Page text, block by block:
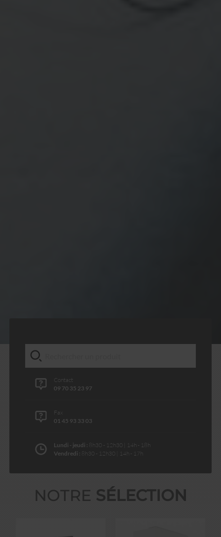
Contact
09 70 35 23 97
Fax
01 45 93 33 03
Lundi - jeudi : 8h30 - 12h30 | 14h - 18h
Vendredi : 8h30 - 12h30 | 14h - 17h
NOTRE SÉLECTION